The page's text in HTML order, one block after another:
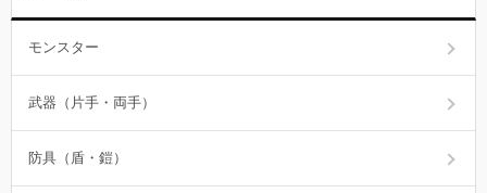
モンスター
武器（片手・両手）
防具（盾・鎧）